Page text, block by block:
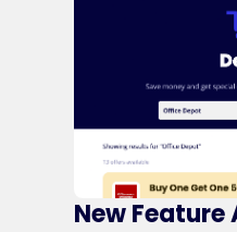
New Feature